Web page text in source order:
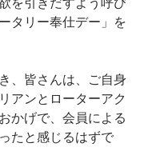
タリー奉仕デー」を
、皆さんは、ご自身
アンとローターアク
かげで、会員による
たと感じるはずで